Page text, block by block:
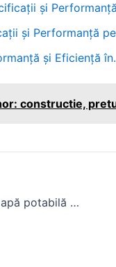
și
și Performanță
și Eficiență
constructie,
Tratarea apei din puturi pentru o apă potabilă sigură